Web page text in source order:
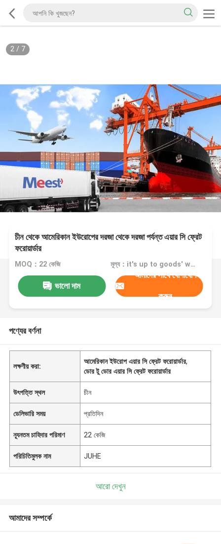
2/ 7
চীন থেকে আমেরিকান ইউরোপের দরজা থেকে দরজা পর্যন্ত এয়ার সি ফ্রেট
ফরোয়ার্ডার
MOQ：22 কেজি মূল্য：it's up to goods' weight
ভালো দাম
আমাদের সাথে যোগাযোগ
করুন
পণ্যের বর্ণনা
লক্ষণীয় করা:
আমেরিকান ইউরোপ এয়ার সি ফ্রেট ফরোয়ার্ডার,
ডোর টু ডোর এয়ার সি ফ্রেট ফরোয়ার্ডার
উৎপত্তি স্থল চীন
ডেলিভারি সময় প্রতিদিন
ন্যূনতম চাহিদার পরিমাণ 22 কেজি
পরিচিতিমুলক নাম JUHE
আরো দেখুন
আমাদের সম্পর্কে